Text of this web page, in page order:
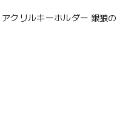
クリルキーホルダー 銀狼の